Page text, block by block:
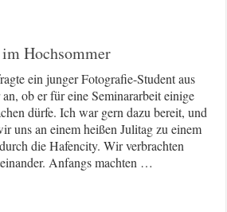
Hochsommer
ein junger Fotografie-Student aus
ob er für eine Seminararbeit einige
dürfe. Ich war gern dazu bereit, und
uns an einem heißen Julitag zu einem
die Hafencity. Wir verbrachten
Anfangs machten …